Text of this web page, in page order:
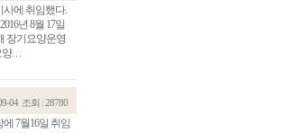
사에 취임했다.
년 8월 17일
장기요양운영
. . .
04 조회 : 28780
7월16일 취임